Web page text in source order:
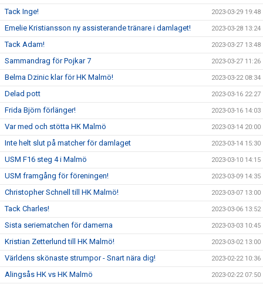
Tack Inge! 2023-03-29 19:48
Emelie Kristiansson ny assisterande tränare i damlaget! 2023-03-28 13:24
Tack Adam! 2023-03-27 13:48
Sammandrag för Pojkar 7 2023-03-27 11:26
Belma Dzinic klar för HK Malmö! 2023-03-22 08:34
Delad pott 2023-03-16 22:27
Frida Björn förlänger! 2023-03-16 14:03
Var med och stötta HK Malmö 2023-03-14 20:00
Inte helt slut på matcher för damlaget 2023-03-14 15:30
USM F16 steg 4 i Malmö 2023-03-10 14:15
USM framgång för föreningen! 2023-03-09 14:35
Christopher Schnell till HK Malmö! 2023-03-07 13:00
Tack Charles! 2023-03-06 13:52
Sista seriematchen för damerna 2023-03-03 10:45
Kristian Zetterlund till HK Malmö! 2023-03-02 13:00
Världens skönaste strumpor - Snart nära dig! 2023-02-22 10:36
Alingsås HK vs HK Malmö 2023-02-22 07:50